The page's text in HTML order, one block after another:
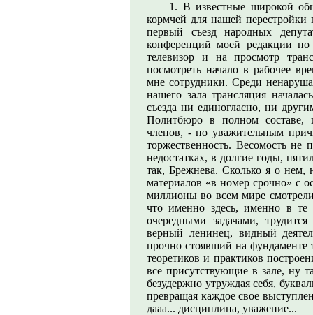
1. В известные широкой
кормчей для нашей перестройки
первый съезд народных
конференций моей редакции
телевизор и на просмотр
посмотреть начало в рабочее
мне сотрудники. Среди
нашего зала трансляция
съезда ни единогласно, ни
Политбюро в полном составе,
членов, - по уважительным
торжественность. Весомость не
недостатках, в долгие годы,
так, Брежнева. Сколько я о нем,
материалов «в номер срочно» с
миллионы во всем мире
что именно здесь, именно в
очередными задачами,
верный ленинец, видный
прочно стоявший на фундаменте
теоретиков и практиков
все присутствующие в зале, ну
безудержно утруждая себя,
превращая каждое свое
дааа... дисциплина, уважение...